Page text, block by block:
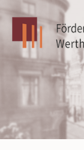
Förderverein
Historische
Warenhäuser
und
in
Stralsund